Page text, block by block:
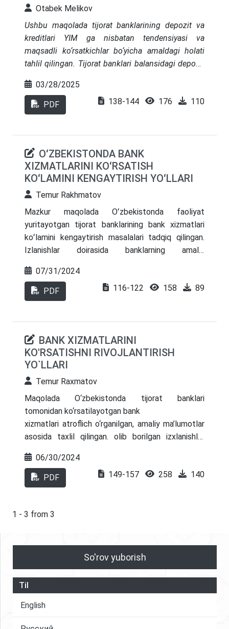
Otabek Melikov
Ushbu maqolada tijorat banklarining depozit va
kreditlari YIM ga nisbatan tendensiyasi va
maqsadli ko‘rsatkichlar bo‘yicha amaldagi holati
tahlil qilingan. Tijorat banklari balansidagi depozit
qilinib, ularning mutanosibligini ta’minlash orqali
bank riskini minimallashtirish bo‘yicha ilmiy
takliflar hamda amaliy tavsiyalar shakllantirilgan.
03/28/2025
PDF 138-144 176 110
OʻZBEKISTONDA BANK
XIZMATLARINI KOʻRSATISH
KOʻLAMINI KENGAYTIRISH YOʻLLARI
Temur Rakhmatov
Mazkur maqolada Oʻzbekistonda faoliyat
yuritayotgan tijorat banklarining bank xizmatlari
koʻlamini kengaytirish masalalari tadqiq qilingan.
Izlanishlar doirasida banklarning amaliy
asosida mavjud muammolar aniqlangan hamda
ularni bartaraf etish yuzasidan takliflar ishlab
chiqilgan.
07/31/2024
PDF 116-122 158 89
BANK XIZMATLARINI
KO'RSATISHNI RIVOJLANTIRISH
YO`LLARI
Temur Raxmatov
Maqolada O‘zbekistonda tijorat banklari
tomonidan ko‘rsatilayotgan bank
xizmatlari atroflich o‘rganilgan, amaliy ma’lumotlar
asosida taxlil qilingan. olib borilgan izxlanishlar
aniqlangan hamda ularni bartaraf etish yuzasidan
takliflar ishlab chiqilgan.
06/30/2024
PDF 149-157 258 140
1 - 3 from 3
So'rov yuborish
Til
English